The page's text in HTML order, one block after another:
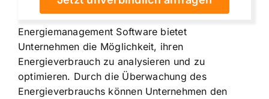
Energiemanagement Software bietet
Unternehmen die Möglichkeit, ihren
Energieverbrauch zu analysieren und zu
optimieren. Durch die Überwachung des
Energieverbrauchs können Unternehmen den